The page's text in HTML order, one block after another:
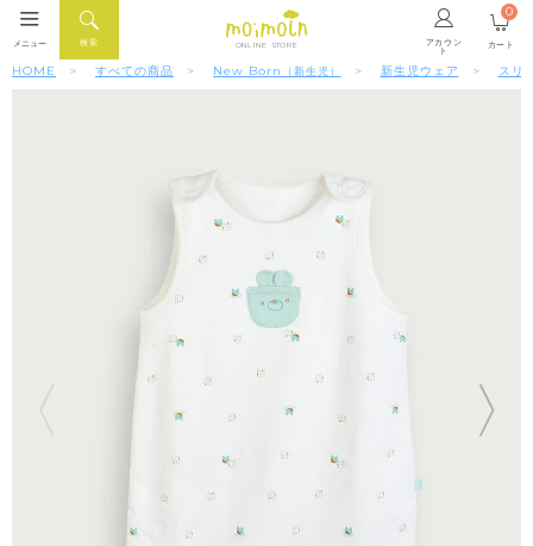
ONLINE STORE アカウン
ト
検索
メニュー カート
0
HOME すべての商品 New Born （新生児） 新生児ウェア スリ